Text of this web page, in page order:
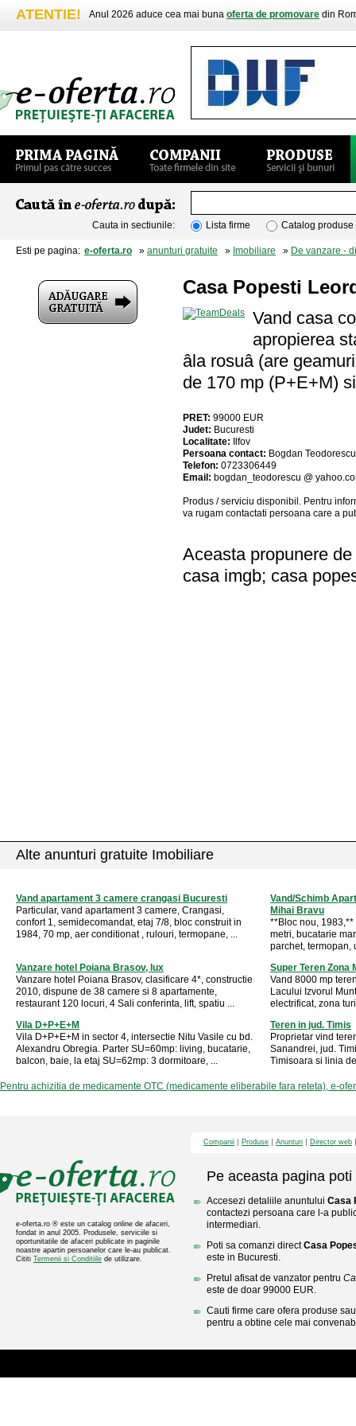
ATENTIE! Anul 2026 aduce cea mai buna oferta de promovare din
Cauta in sectiunile: Lista firme Catalog produse
Esti pe pagina: e-oferta.ro » anunturi gratuite » Imobiliare » De vanzare -
Casa Popesti
Vand casa
apropierea
âla rosuâ (are
de 170 mp (P+E+M)
PRET: 99000 EUR
Judet: Bucuresti
Localitate:
Ilfov
Persoana contact: Bogdan Teodorescu
Telefon: 0723306449
Email: bogdan_teodorescu @
Produs / serviciu disponibil . Pentru
va rugam contactati persoana care a
Aceasta propunere
casa imgb; casa
Alte anunturi gratuite Imobiliare
Vand apartament 3 camere crangasi Bucuresti
Particular, vand apartament 3 camere, Crangasi,
confort 1, semidecomandat, etaj 7/8, bloc construit in
1984, 70 mp, aer conditionat , rulouri, termopane, ...
Vand/Schimb
Mihai Bravu
**Bloc nou,
metri, bucatarie
parchet, termopan,
Vanzare hotel Poiana Brasov, lux
Vanzare hotel Poiana Brasov, clasificare 4*, constructie
2010, dispune de 38 camere si 8 apartamente,
restaurant 120 locuri, 4 Sali conferinta, lift, spatiu ...
Super Teren Zona
Vand 8000 mp
Lacului Izvorul
electrificat, zona
Vila D+P+E+M
Vila D+P+E+M in sector 4, intersectie Nitu Vasile cu bd.
Alexandru Obregia. Parter SU=60mp: living, bucatarie,
balcon, baie, la etaj SU=62mp: 3 dormitoare, ...
Teren in jud. Timis
Proprietar vind
Sanandrei, jud.
Timisoara si linia
Pentru achizitia de medicamente OTC (medicamente eliberabile fara reteta), e-
e-oferta.ro ® este un catalog online de afaceri,
fondat in anul 2005. Produsele, serviciile si
oportunitatile de afaceri publicate in paginile
noastre apartin persoanelor care le-au publicat.
Cititi Termenii si Conditiile de utilizare.
Companii Produse Anunturi Director web
Pe aceasta pagina poti
Accesezi detaliile anuntului Casa
contactezi persoana care l-a
intermediari.
Poti sa comanzi directCasa
este in Bucuresti.
Pretul afisat de vanzator pentru
este de doar 99000 EUR.
Cauti firme care ofera produse
pentru a obtine cele mai